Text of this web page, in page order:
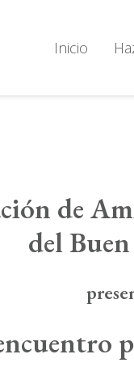
Inicio
de
del